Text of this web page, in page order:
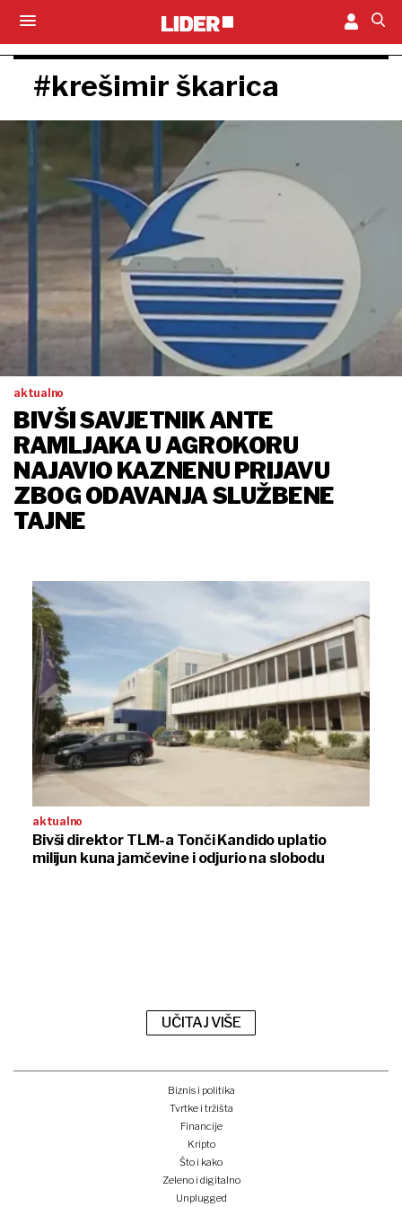
#krešimir škarica
aktualno
BIVŠI SAVJETNIK ANTE
RAMLJAKA U AGROKORU
NAJAVIO KAZNENU PRIJAVU
ZBOG ODAVANJA SLUŽBENE
TAJNE
aktualno
Bivši direktor TLM-a Tonči Kandido uplatio
milijun kuna jamčevine i odjurio na slobodu
UČITAJ VIŠE
Biznis i politika
Tvrtke i tržišta
Financije
Kripto
Što i kako
Zeleno i digitalno
Unplugged